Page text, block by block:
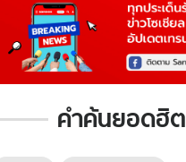
คำค้นยอดฮิต